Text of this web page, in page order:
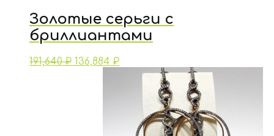
Золотые серьги с
бриллиантами
191,640₽ 136,884 ₽